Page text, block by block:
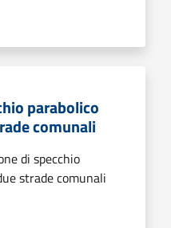
parabolico
comunali
di specchio
strade comunali